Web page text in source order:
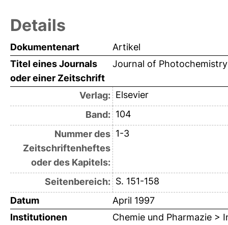
Details
Dokumentenart
Artikel
Titel eines Journals
oder einer Zeitschrift
Journal of
Verlag: Elsevier
Band: 104
Nummer des
Zeitschriftenheftes
oder des Kapitels:
1-3
Seitenbereich: S. 151-158
Datum
April 1997
Institutionen
Chemie und Pharmazie >